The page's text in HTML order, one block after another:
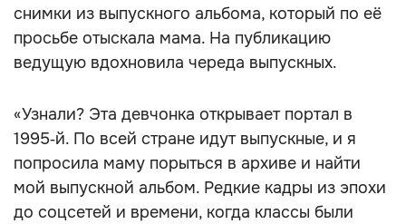
снимки из выпускного альбома, который по её
просьбе отыскала мама. На публикацию
ведущую вдохновила череда выпускных.
«Узнали? Эта девчонка открывает портал в
1995‑й. По всей стране идут выпускные, и я
попросила маму порыться в архиве и найти
мой выпускной альбом. Редкие кадры из эпохи
до соцсетей и времени, когда классы были